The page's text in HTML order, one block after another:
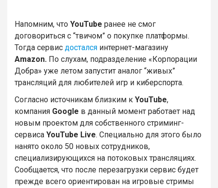
Напомним, что YouTube ранее не смог
договориться с “твичом” о покупке платформы.
Тогда сервис достался интернет-магазину
Amazon. По слухам, подразделение «Корпорации
Добра» уже летом запустит аналог “живых”
трансляций для любителей игр и киберспорта.
Согласно источникам близким к YouTube,
компания Google в данный момент работает над
новым проектом для собственного стриминг-
сервиса YouTube Live. Специально для этого было
нанято около 50 новых сотрудников,
специализирующихся на потоковых трансляциях.
Сообщается, что после перезагрузки сервис будет
прежде всего ориентирован на игровые стримы